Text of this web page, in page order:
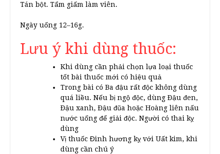
Tán bột. Tẩm giấm làm viên.
Ngày uống 12–16g.
Lưu ý khi dùng thuốc:
Khi dùng cần phải chọn lựa loại thuốc
tốt bài thuốc mới có hiệu quả
Trong bài có Ba đậu rất độc không dùng
quá liều. Nếu bị ngộ độc, dùng Ðậu đen,
Ðậu xanh, Ðậu đũa hoặc Hoàng liên nấu
nước uống để giải độc. Người có thai kỵ
dùng
Vị thuốc Đinh hương kỵ với Uất kim, khi
dùng cần chú ý